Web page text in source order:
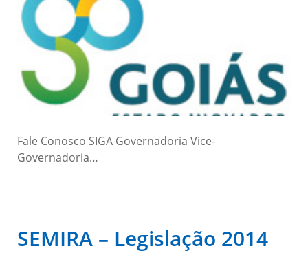
Fale Conosco SIGA Governadoria Vice-
Governadoria…
SEMIRA – Legislação 2014